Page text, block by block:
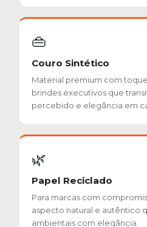
👜
Couro Sintético
Material premium com
brindes executivos que
percebido e elegância em
🌿
Papel Reciclado
Para marcas com
aspecto natural e autêntico
ambientais com elegância.